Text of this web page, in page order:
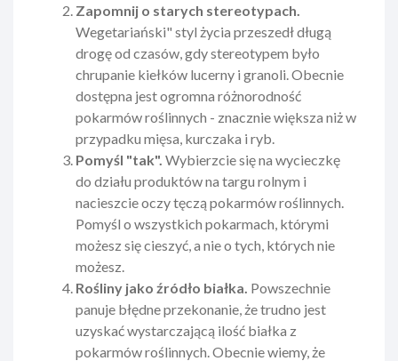
Zapomnij o starych stereotypach.
Wegetariański" styl życia przeszedł długą
drogę od czasów, gdy stereotypem było
chrupanie kiełków lucerny i granoli. Obecnie
dostępna jest ogromna różnorodność
pokarmów roślinnych - znacznie większa niż w
przypadku mięsa, kurczaka i ryb.
Pomyśl "tak". Wybierzcie się na wycieczkę
do działu produktów na targu rolnym i
nacieszcie oczy tęczą pokarmów roślinnych.
Pomyśl o wszystkich pokarmach, którymi
możesz się cieszyć, a nie o tych, których nie
możesz.
Rośliny jako źródło białka. Powszechnie
panuje błędne przekonanie, że trudno jest
uzyskać wystarczającą ilość białka z
pokarmów roślinnych. Obecnie wiemy, że